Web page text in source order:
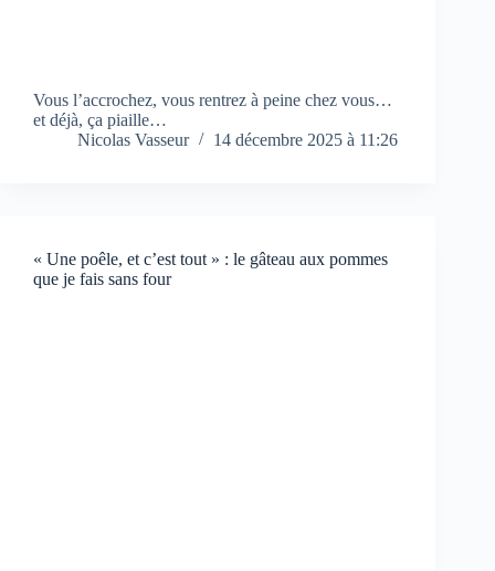
Vous l’accrochez, vous rentrez à peine chez vous…
et déjà, ça piaille…
Nicolas Vasseur
14 décembre 2025 à 11:26
« Une poêle, et c’est tout » : le gâteau aux pommes
que je fais sans four